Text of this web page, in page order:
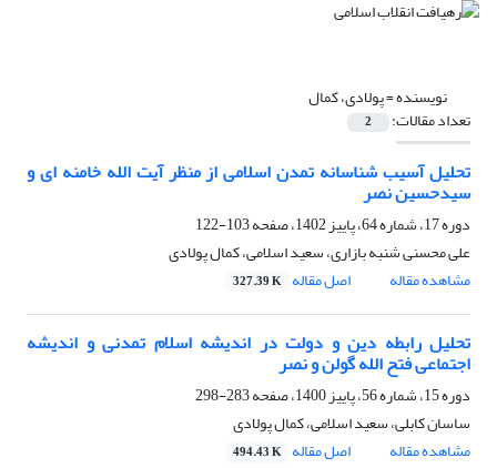
نویسنده =پولادی، کمال
تعداد مقالات: 2
تحلیل آسیب شناسانه تمدن اسلامی از منظر آیت الله خامنه ای و
سیدحسین نصر
دوره 17، شماره 64، پاییز 1402، صفحه
103-122
علی محسنی شنبه بازاری، سعید اسلامی، کمال پولادی
مشاهده مقاله
اصل مقاله 327.39 K
تحلیل رابطه دین و دولت در اندیشه اسلام تمدنی و اندیشه
اجتماعی فتح الله گولن و نصر
دوره 15، شماره 56، پاییز 1400، صفحه
283-298
ساسان کابلی، سعید اسلامی، کمال پولادی
مشاهده مقاله
اصل مقاله 494.43 K